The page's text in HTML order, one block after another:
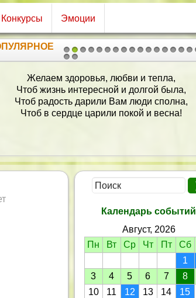
Конкурсы Эмоции
1 2
2021
Желаем здоровья, любви и тепла,
Чтоб жизнь интересной и долгой была,
Чтоб радость дарили Вам люди сполна,
Чтоб в сердце царили покой и весна!
Календарь событий
Август, 2026
Пн
Вт Ср Чт Пт Сб
1
3
4 5 6 7 8
10
11 12 13 14 15